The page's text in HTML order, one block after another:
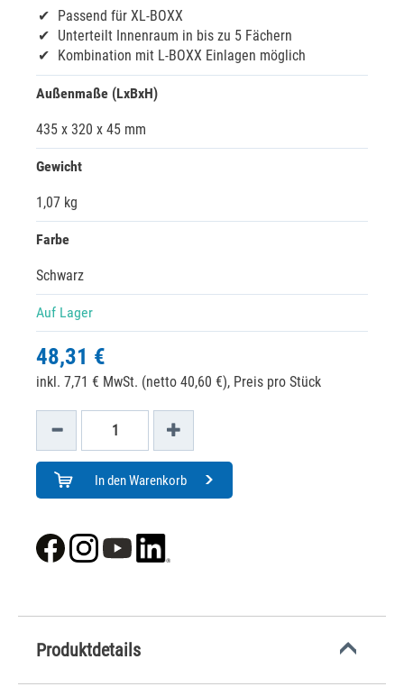
Passend für XL-BOXX
Unterteilt Innenraum in bis zu 5 Fächern
Kombination mit L-BOXX Einlagen möglich
Außenmaße (LxBxH)
435 x 320 x 45 mm
Gewicht
1,07 kg
Farbe
Schwarz
Auf Lager
48,31 €
inkl. 7,71 € MwSt. (netto 40,60 €), Preis pro Stück
In den Warenkorb
Produktdetails